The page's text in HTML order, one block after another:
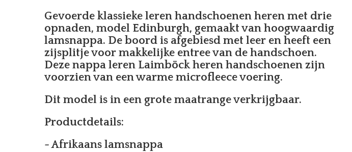
Gevoerde klassieke leren handschoenen heren met drie
opnaden, model Edinburgh, gemaakt van hoogwaardig
lamsnappa. De boord is afgebiesd met leer en heeft een
zijsplitje voor makkelijke entree van de handschoen.
Deze nappa leren Laimböck heren handschoenen zijn
voorzien van een warme microfleece voering.
Dit model is in een grote maatrange verkrijgbaar.
Productdetails:
- Afrikaans lamsnappa